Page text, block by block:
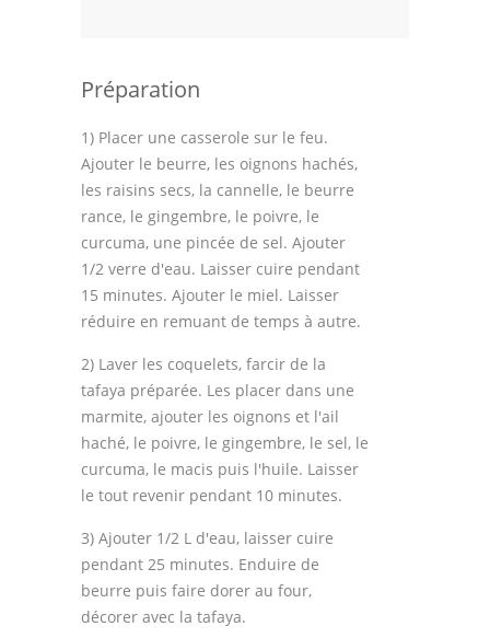
Préparation
1) Placer une casserole sur le feu.
Ajouter le beurre, les oignons hachés,
les raisins secs, la cannelle, le beurre
rance, le gingembre, le poivre, le
curcuma, une pincée de sel. Ajouter
1/2 verre d'eau. Laisser cuire pendant
15 minutes. Ajouter le miel. Laisser
réduire en remuant de temps à autre.
2) Laver les coquelets, farcir de la
tafaya préparée. Les placer dans une
marmite, ajouter les oignons et l'ail
haché, le poivre, le gingembre, le sel, le
curcuma, le macis puis l'huile. Laisser
le tout revenir pendant 10 minutes.
3) Ajouter 1/2 L d'eau, laisser cuire
pendant 25 minutes. Enduire de
beurre puis faire dorer au four,
décorer avec la tafaya.